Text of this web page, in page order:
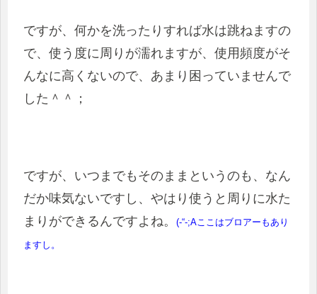
ですが、何かを洗ったりすれば水は跳ねますの
で、使う度に周りが濡れますが、使用頻度がそ
んなに高くないので、あまり困っていませんで
した＾＾；
ですが、いつまでもそのままというのも、なん
だか味気ないですし、やはり使うと周りに水た
まりができるんですよね。
(-“-;Aここはブロアーもあり
ますし。